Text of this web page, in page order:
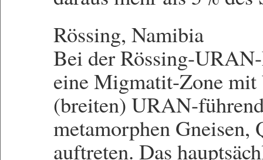
Rössing, Namibia
Bei der Rössing-
eine Migmatit-Zone mit
(breiten) URAN-
metamorphen
auftreten. Das